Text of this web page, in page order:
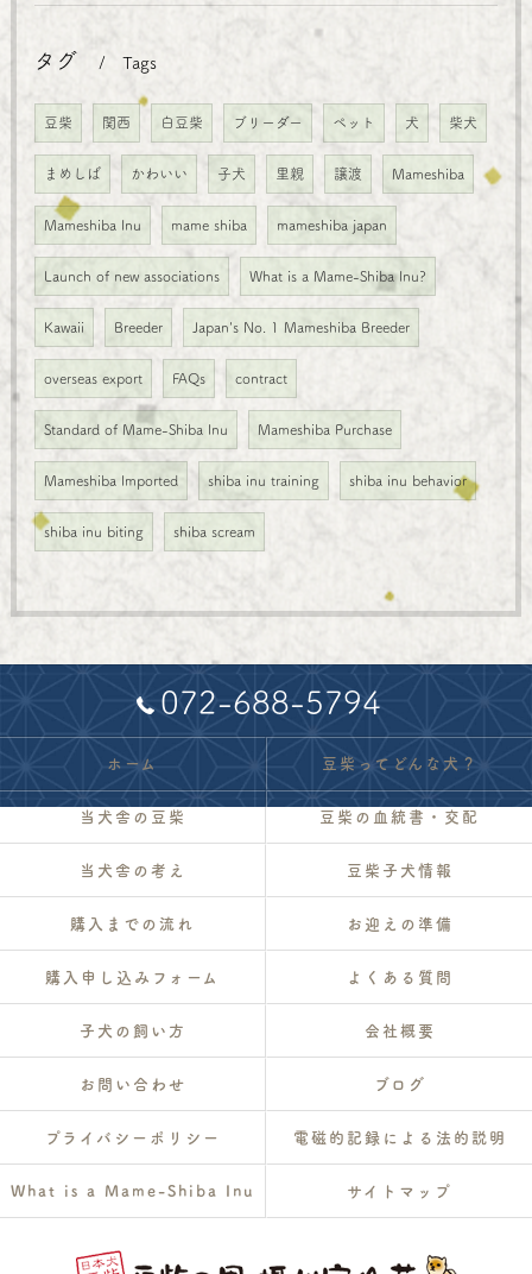
タグ Tags
豆柴 関西 白豆柴 ブリーダー ペット 犬 柴犬
まめしば かわいい 子犬 里親 譲渡 Mameshiba
Mameshiba Inu mame shiba mameshiba japan
Launch of new associations What is a Mame-Shiba Inu?
Kawaii Breeder Japan's No. 1 Mameshiba Breeder
overseas export FAQs contract
Standard of Mame-Shiba Inu Mameshiba Purchase
Mameshiba Imported shiba inu training shiba inu behavior
shiba inu biting shiba scream
072-688-5794
ホーム 豆柴ってどんな犬？
当犬舎の豆柴 豆柴の血統書・交配
当犬舎の考え 豆柴子犬情報
購入までの流れ お迎えの準備
購入申し込みフォーム よくある質問
子犬の飼い方 会社概要
お問い合わせ ブログ
プライバシーポリシー 電磁的記録による法的説明
What is a Mame-Shiba Inu サイトマップ